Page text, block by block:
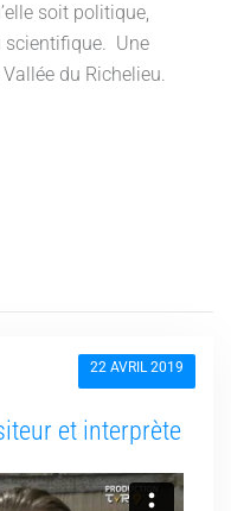
soit politique,
scientifique. Une
du Richelieu.
22 AVRIL 2019
et interprète